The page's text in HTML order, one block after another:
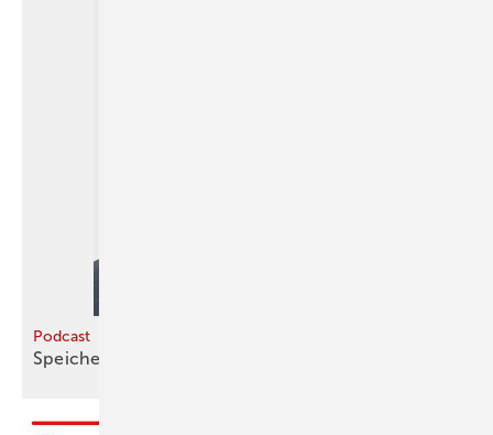
Podcast
Speicher und Sanierung im